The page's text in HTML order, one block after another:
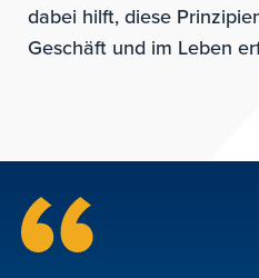
dabei hilft, diese
Geschäft und im Leben